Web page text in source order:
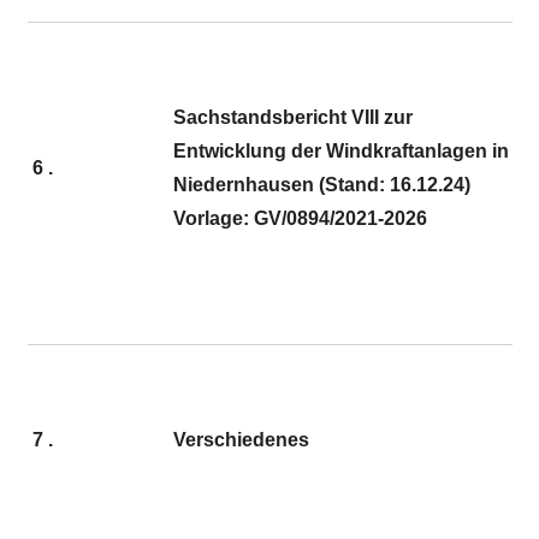
6 .
Sachstandsbericht VIII zur
Entwicklung der Windkraftanlagen in
Niedernhausen (Stand: 16.12.24)
Vorlage: GV/0894/2021-2026
7 . Verschiedenes